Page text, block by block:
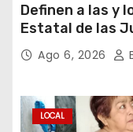
Definen a las y
Estatal de las
Ago 6, 2026
LOCAL